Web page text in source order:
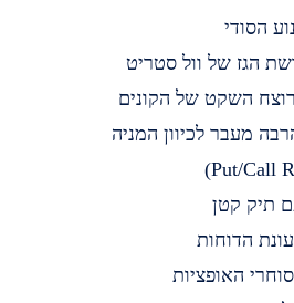
וול סטריט
של הקונים
לכיוון המניה